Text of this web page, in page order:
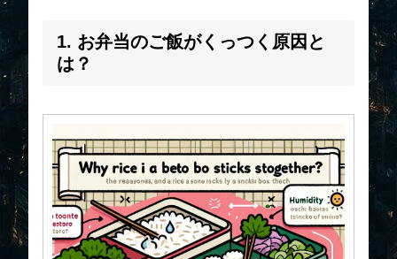
1. お弁当のご飯がくっつく原因と
は？